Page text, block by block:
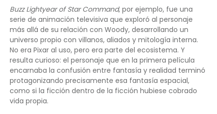
Buzz Lightyear of Star Command, por ejemplo, fue una
serie de animación televisiva que exploró al personaje
más allá de su relación con Woody, desarrollando un
universo propio con villanos, aliados y mitología interna.
No era Pixar al uso, pero era parte del ecosistema. Y
resulta curioso: el personaje que en la primera película
encarnaba la confusión entre fantasía y realidad terminó
protagonizando precisamente esa fantasía espacial,
como si la ficción dentro de la ficción hubiese cobrado
vida propia.